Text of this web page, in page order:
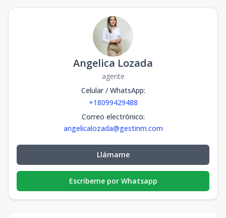
Angelica Lozada
agente
Celular / WhatsApp:
+18099429488
Correo electrónico:
angelicalozada@gestinm.com
Llámame
Escribeme por Whatsapp